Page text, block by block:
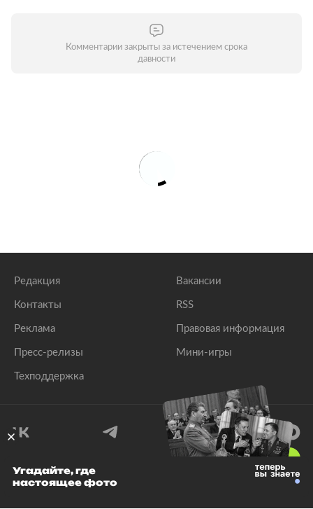
Комментарии закрыты за истечением срока
давности
Редакция
Контакты
Реклама
Пресс-релизы
Техподдержка
Вакансии
RSS
Правовая информация
Мини-игры
© 1999–2026 Все права защищены.
Угадайте, где
настоящее фото